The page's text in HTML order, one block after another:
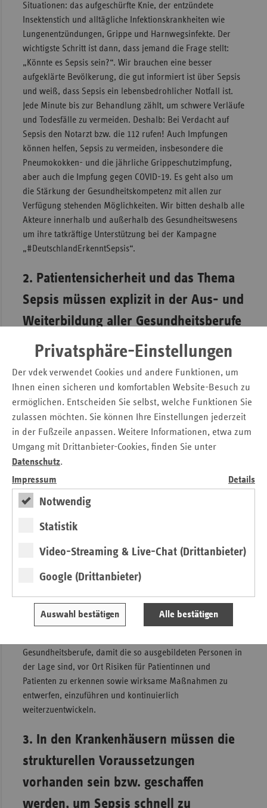
Privatsphäre-Einstellungen
Der vdek verwendet Cookies und andere Funktionen, um
Ihnen einen sicheren und komfortablen Website-Besuch zu
ermöglichen. Entscheiden Sie selbst, welche Funktionen Sie
zulassen möchten. Sie können Ihre Einstellungen jederzeit
in der Fußzeile anpassen. Weitere Informationen, etwa zum
Umgang mit Drittanbieter-Cookies, finden Sie unter
Datenschutz.
Impressum
Details
Notwendig
Statistik
Video-Streaming & Live-Chat (Drittanbieter)
Google (Drittanbieter)
Auswahl bestätigen Alle bestätigen
Situationen: das aufgeschürfte Knie, der entzündete
Insektenstich und alltägliche Infektionskrankheiten wie
Lungenentzündungen, Grippe und Harnwegsinfekte. Der
wichtigste Schritt ist dann, dass jemand die Frage stellt:
„Könnte es Sepsis sein?“. Wir brauchen eine besser
aufgeklärte Bevölkerung, die gut informiert ist über Sepsis
und weiß, dass Sepsis ein lebensbedrohlicher Notfall ist.
Jede Minute bis zur Behandlung zählt, um schwere Verläufe
und Todesfälle zu vermeiden. Deshalb: Bei Verdacht auf
Sepsis den Notarzt bzw. die 112 rufen! Auch Impfungen
können helfen, Sepsis zu vermeiden, insbesondere die
Pneumokokken- und die jährliche Grippeschutzimpfung,
aber auch die Impfung gegen COVID-19. Es geht also um
die Stärkung der Gesundheitskompetenz mit allen zur
Verfügung stehenden Möglichkeiten. Wir bitten deshalb alle
Akteure innerhalb und außerhalb des Gesundheitswesens
um ihre tatkräftige Unterstützung bei der Kampagne
„#DeutschlandErkenntSepsis“.
2. Patientensicherheit und das Thema
Sepsis müssen explizit in der Aus- und
Weiterbildung aller Gesundheitsberufe
verankert werden.
Da sich eine Sepsis sowohl innerhalb als auch außerhalb
des Krankenhauses aus den verschiedensten Situationen
Gesundheitsberufe zur ersten Anlaufstelle von Betroffenen
im Gesundheitssystem werden: vom Personal in den
ambulanten Praxen über die Apotheken, die Pflegekräfte in
der Langzeitpflege und die therapeutischen Kontakte bis hin
zum Rettungsdienst. Deshalb müssen die Angehörigen aller
Gesundheitsberufe und Fachrichtungen besser darin
geschult werden, die Symptome einer Sepsis zu erkennen,
ernst zu nehmen und entsprechend zu handeln. Letztes Jahr
hat das APS eine Handlungsempfehlung zur Sepsis
sich auf unserer Webseite www.deutschland-erkennt-
Der Fokus auf Sepsis ist wichtig, aber alleine nicht
ausreichend: Patientensicherheit als eigenes Lernfeld mit
allen dazu nötigen Kenntnissen und Fertigkeiten gehört an
Gesundheitsberufe, damit die so ausgebildeten Personen in
der Lage sind, vor Ort Risiken für Patientinnen und
Patienten zu erkennen sowie wirksame Maßnahmen zu
entwerfen, einzuführen und kontinuierlich
weiterzuentwickeln.
3. In den Krankenhäusern müssen die
strukturellen Voraussetzungen
vorhanden sein bzw. geschaffen
werden, um Sepsis schnell zu